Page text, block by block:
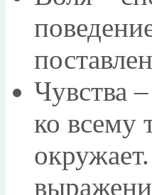
Чувства
ко всему